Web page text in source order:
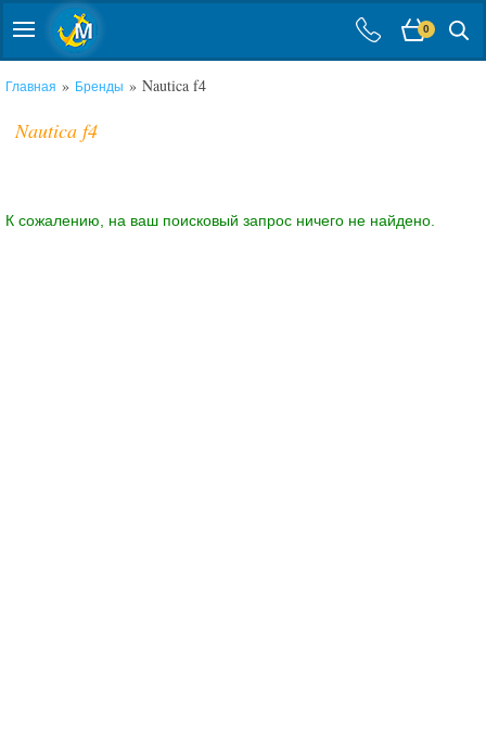
0
Главная » Бренды » Nautica f4
Nautica f4
К сожалению, на ваш поисковый запрос ничего не найдено.